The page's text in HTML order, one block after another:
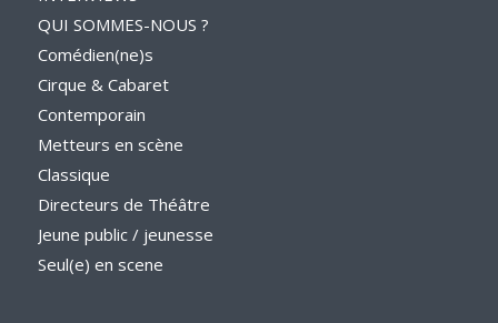
QUI SOMMES-NOUS ?
Comédien(ne)s
Cirque & Cabaret
Contemporain
Metteurs en scène
Classique
Directeurs de Théâtre
Jeune public / jeunesse
Seul(e) en scene